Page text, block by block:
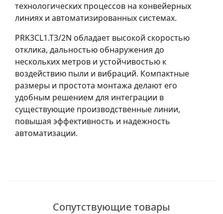
технологических процессов на конвейерных
линиях и автоматизированных системах.
PRK3CL1.T3/2N обладает высокой скоростью
отклика, дальностью обнаружения до
нескольких метров и устойчивостью к
воздействию пыли и вибраций. Компактные
размеры и простота монтажа делают его
удобным решением для интеграции в
существующие производственные линии,
повышая эффективность и надежность
автоматизации.
Сопутствующие товары